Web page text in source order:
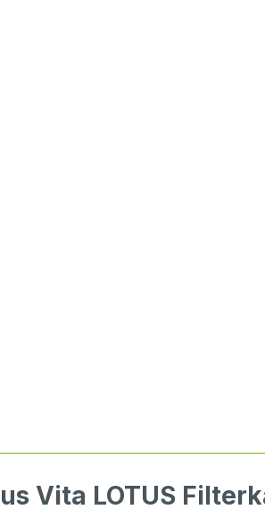
Vita LOTUS